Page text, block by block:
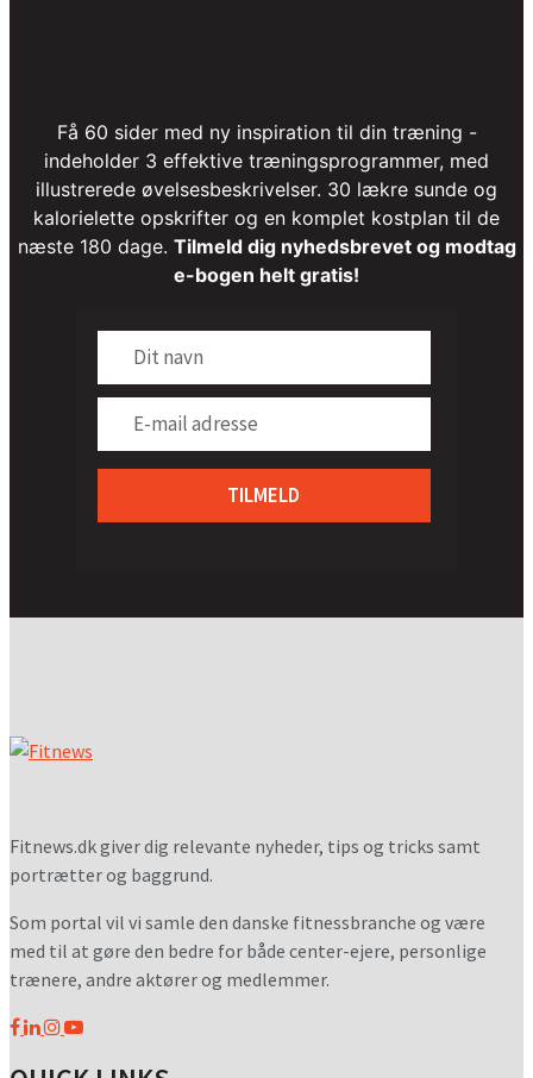
Få 60 sider med ny inspiration til din træning -
indeholder 3 effektive træningsprogrammer, med
illustrerede øvelsesbeskrivelser. 30 lækre sunde og
kalorielette opskrifter og en komplet kostplan til de
næste 180 dage. Tilmeld dig nyhedsbrevet og modtag
e-bogen helt gratis!
TILMELD
Fitnews.dk giver dig relevante nyheder, tips og tricks samt
portrætter og baggrund.
Som portal vil vi samle den danske fitnessbranche og være
med til at gøre den bedre for både center-ejere, personlige
trænere, andre aktører og medlemmer.